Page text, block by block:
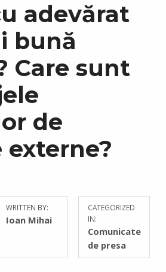
adevărat
bună
Care sunt
de
externe?
WRITTEN BY:
Ioan Mihai
CATEGORIZED
IN:
Comunicate
de presa